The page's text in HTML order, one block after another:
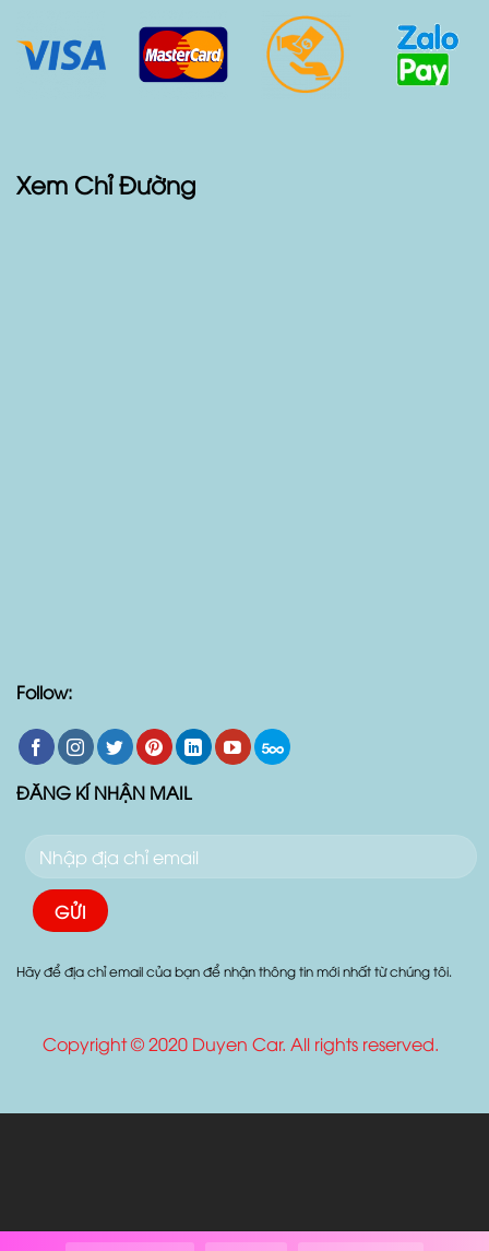
Xem Chỉ Đường
Follow:
ĐĂNG KÍ NHẬN MAIL
Hãy để địa chỉ email của bạn để nhận thông tin mới nhất từ chúng tôi.
Copyright © 2020 Duyen Car. All rights reserved.